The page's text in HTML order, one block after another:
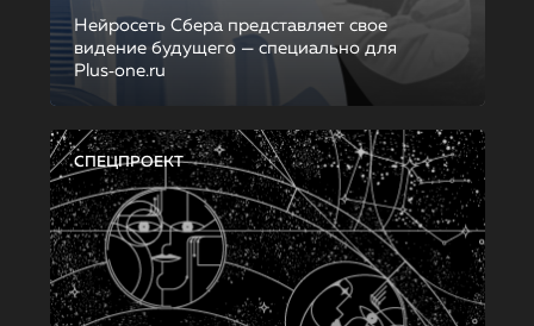
Нейросеть Сбера представляет свое
видение будущего — специально для
Plus‑one.ru
СПЕЦПРОЕКТ